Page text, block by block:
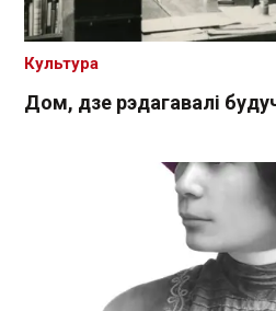
Дом, дзе рэдагавалі
Культура